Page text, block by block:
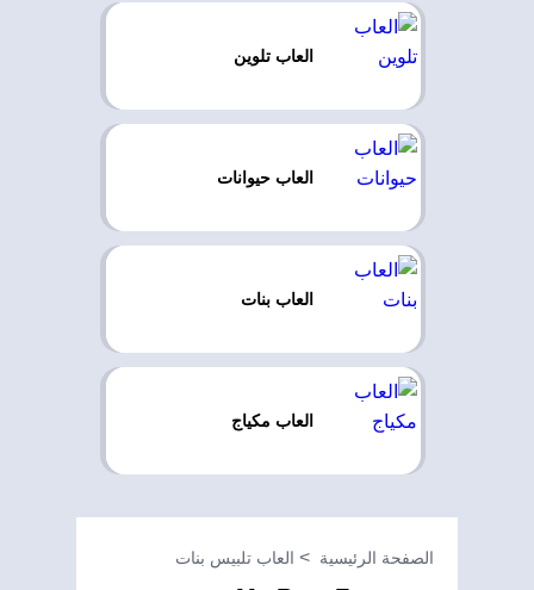
العاب تلوين
العاب حيوانات
العاب بنات
العاب مكياج
الصفحة الرئيسية العاب تلبيس بنات